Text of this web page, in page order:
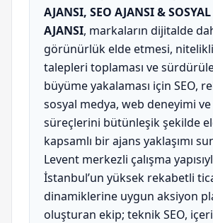
AJANSI, SEO AJANSI &
AJANSI, markaların dijitalde
görünürlük elde etmesi,
talepleri toplaması ve
büyüme yakalaması için SEO,
sosyal medya, web deneyimi
süreçlerini bütünleşik şekilde
kapsamlı bir ajans yaklaşımı
Levent merkezli çalışma
İstanbul’un yüksek rekabetli
dinamiklerine uygun aksiyon
oluşturan ekip; teknik SEO,